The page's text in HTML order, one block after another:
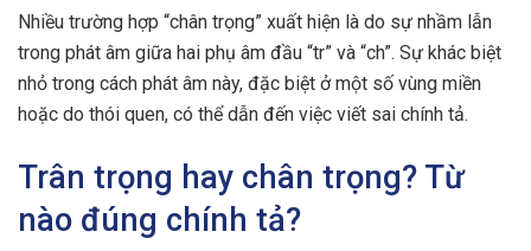
Nhiều trường hợp “chân trọng” xuất hiện là do sự nhầm lẫn
trong phát âm giữa hai phụ âm đầu “tr” và “ch”. Sự khác biệt
nhỏ trong cách phát âm này, đặc biệt ở một số vùng miền
hoặc do thói quen, có thể dẫn đến việc viết sai chính tả.
Trân trọng hay chân trọng? Từ
nào đúng chính tả?